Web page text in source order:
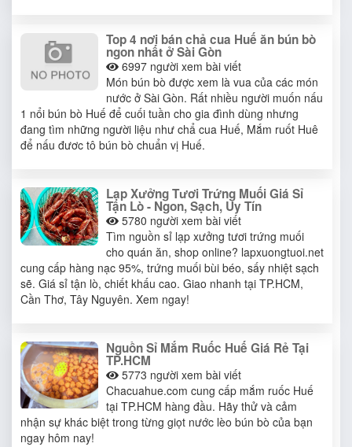
Top 4 nơi bán chả cua Huế ăn bún bò
ngon nhất ở Sài Gòn
6997 người xem bài viết
Món bún bò được xem là vua của các món
nước ở Sài Gòn. Rất nhiều người muốn nấu
1 nổi bún bò Huế để cuối tuần cho gia đình dùng nhưng
đang tìm những người liệu như chẩ cua Huế, Mắm ruốt Huê
để nấu đươc tô bún bò chuẩn vị Huế.
Lạp Xưởng Tươi Trứng Muối Giá Sỉ
Tận Lò - Ngon, Sạch, Uy Tín
5780 người xem bài viết
Tìm nguồn sỉ lạp xưởng tươi trứng muối
cho quán ăn, shop online? lapxuongtuoi.net
cung cấp hàng nạc 95%, trứng muối bùi béo, sấy nhiệt sạch
sẽ. Giá sỉ tận lò, chiết khấu cao. Giao nhanh tại TP.HCM,
Cần Thơ, Tây Nguyên. Xem ngay!
Nguồn Sỉ Mắm Ruốc Huế Giá Rẻ Tại
TP.HCM
5773 người xem bài viết
Chacuahue.com cung cấp mắm ruốc Huế
tại TP.HCM hàng đầu. Hãy thử và cảm
nhận sự khác biệt trong từng giọt nước lèo bún bò của bạn
ngay hôm nay!